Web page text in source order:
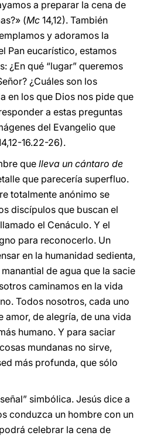
a preparar la cena de
(Mc 14,12). También
y adoramos la
Pan eucarístico, estamos
¿En qué “lugar” queremos
¿Cuáles son los
en los que Dios nos pide que
a estas preguntas
del Evangelio que
16.22-26).
quelleva un cántaro de
que parecería superfluo.
totalmente anónimo se
discípulos que buscan el
el Cenáculo. Y el
para reconocerlo. Un
en la humanidad sedienta,
de agua que la sacie
caminamos en la vida
Todos nosotros, cada uno
amor, de alegría, de una vida
humano. Y para saciar
mundanas no sirve,
más profunda, que sólo
simbólica. Jesús dice a
conduzca un hombre con un
celebrar la cena de